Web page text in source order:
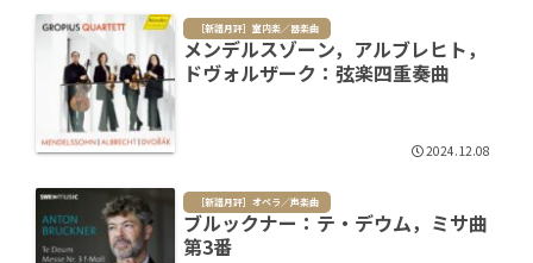
［新譜月評］室内楽／器楽曲
メンデルスゾーン，アルブレヒト，
ドヴォルザーク：弦楽四重奏曲
2024.12.08
［新譜月評］オペラ／声楽曲
ブルックナー：テ・デウム，ミサ曲
第3番